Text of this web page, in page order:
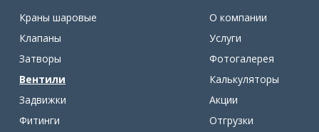
Краны шаровые
Клапаны
Затворы
Вентили
Задвижки
Фитинги
О компании
Услуги
Фотогалерея
Калькуляторы
Акции
Отгрузки